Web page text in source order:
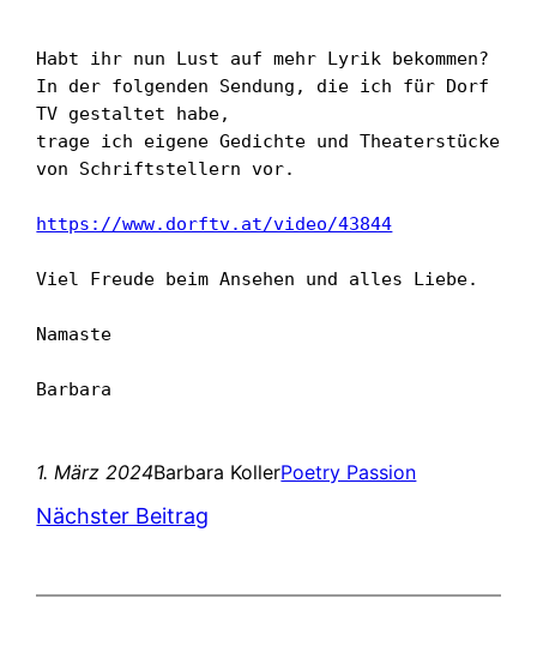
Habt ihr nun Lust auf mehr Lyrik bekommen?
In der folgenden Sendung, die ich für Dorf
TV gestaltet habe,
trage ich eigene Gedichte und Theaterstücke
von Schriftstellern vor.
https://www.dorftv.at/video/43844
Viel Freude beim Ansehen und alles Liebe.
Namaste
Barbara
1. März 2024Barbara KollerPoetry Passion
Nächster Beitrag